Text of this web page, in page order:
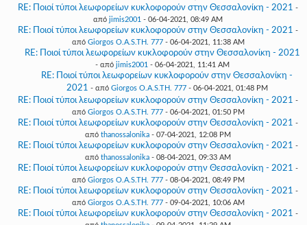
RE: Ποιοί τύποι λεωφορείων κυκλοφορούν στην Θεσσαλονίκη - 2021 -
από jimis2001 - 06-04-2021, 08:49 AM
RE: Ποιοί τύποι λεωφορείων κυκλοφορούν στην Θεσσαλονίκη - 2021 -
από Giorgos O.A.S.TH. 777- 06-04-2021, 11:38 AM
RE: Ποιοί τύποι λεωφορείων κυκλοφορούν στην Θεσσαλονίκη - 2021
- από jimis2001 - 06-04-2021, 11:41 AM
RE: Ποιοί τύποι λεωφορείων κυκλοφορούν στην Θεσσαλονίκη -
2021 - από Giorgos O.A.S.TH. 777- 06-04-2021, 01:48 PM
RE: Ποιοί τύποι λεωφορείων κυκλοφορούν στην Θεσσαλονίκη - 2021 -
από Giorgos O.A.S.TH. 777- 06-04-2021, 01:50 PM
RE: Ποιοί τύποι λεωφορείων κυκλοφορούν στην Θεσσαλονίκη - 2021 -
από thanossalonika - 07-04-2021, 12:08 PM
RE: Ποιοί τύποι λεωφορείων κυκλοφορούν στην Θεσσαλονίκη - 2021 -
από thanossalonika - 08-04-2021, 09:33 AM
RE: Ποιοί τύποι λεωφορείων κυκλοφορούν στην Θεσσαλονίκη - 2021 -
από Giorgos O.A.S.TH. 777- 08-04-2021, 08:49 PM
RE: Ποιοί τύποι λεωφορείων κυκλοφορούν στην Θεσσαλονίκη - 2021 -
από Giorgos O.A.S.TH. 777- 09-04-2021, 10:06 AM
RE: Ποιοί τύποι λεωφορείων κυκλοφορούν στην Θεσσαλονίκη - 2021 -